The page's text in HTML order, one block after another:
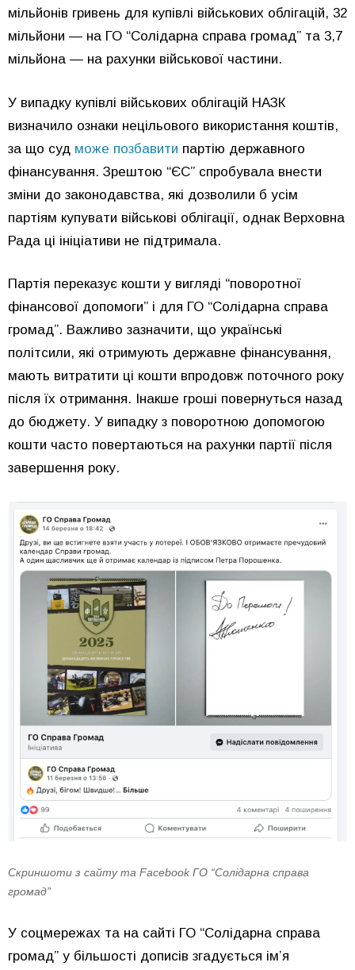
мільйонів гривень для купівлі військових облігацій, 32
мільйони — на ГО “Солідарна справа громад” та 3,7
мільйона — на рахунки військової частини.
У випадку купівлі військових облігацій НАЗК
визначило ознаки нецільового використання коштів,
за що суд може позбавити партію державного
фінансування. Зрештою “ЄС” спробувала внести
зміни до законодавства, які дозволили б усім
партіям купувати військові облігації, однак Верховна
Рада ці ініціативи не підтримала.
Партія переказує кошти у вигляді “поворотної
фінансової допомоги” і для ГО “Солідарна справа
громад”. Важливо зазначити, що українські
політсили, які отримують державне фінансування,
мають витратити ці кошти впродовж поточного року
після їх отримання. Інакше гроші повернуться назад
до бюджету. У випадку з поворотною допомогою
кошти часто повертаються на рахунки партії після
завершення року.
Скриншоти з сайту та Facebook ГО “Солідарна справа
громад”
У соцмережах та на сайті ГО “Солідарна справа
громад” у більшості дописів згадується імʼя